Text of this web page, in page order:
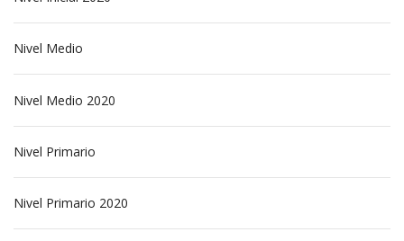
Nivel Medio
Nivel Medio 2020
Nivel Primario
Nivel Primario 2020